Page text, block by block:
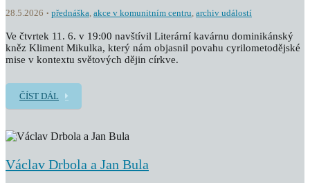
28.5.2026 přednáška, akce v komunitním centru, archiv událostí
Ve čtvrtek 11. 6. v 19:00 navštívil Literární kavárnu dominikánský
kněz Kliment Mikulka, který nám objasnil povahu cyrilometodějské
mise v kontextu světových dějin církve.
ČÍST DÁL
Václav Drbola a Jan Bula